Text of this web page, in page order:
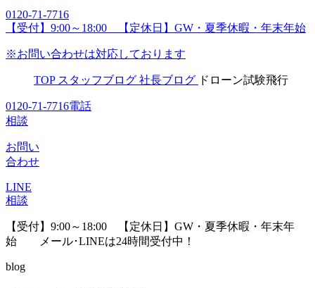
0120-71-7716
【受付】9:00～18:00 【定休日】GW・夏季休暇・年末年始
※お問い合わせは対応しております
TOP スタッフブログ 社長ブログ ドローン試験飛行
0120-71-7716電話
相談
お問い
合わせ
LINE
相談
【受付】9:00～18:00 【定休日】GW・夏季休暇・年末年
始 メール･LINEは24時間受付中！
blog